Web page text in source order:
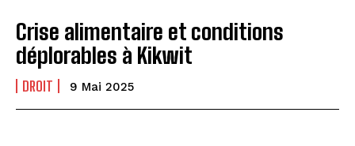
Crise alimentaire et conditions
déplorables à Kikwit
DROIT 9 Mai 2025